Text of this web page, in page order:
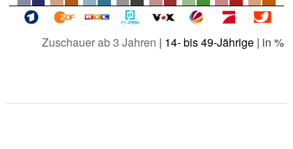
Zuschauer ab 3 Jahren | 14- bis 49-Jährige| in %